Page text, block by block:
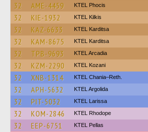
32 AME-4459 ΚΤΕL Phocis
32 KIE-1932 KTEL Kilkis
32 KAZ-6633 ΚΤΕL Karditsa
32 KAM-8675 ΚΤΕL Karditsa
32 TPB-9693 KTEL Arcadia
32 KZM-2290 ΚΤΕL Kozani
32 XNB-1314 KTEL Chania–Reth.
32 APH-5632 KTEL Argolida
32 PIT-5032 KTEL Larissa
32 KOM-2846 KTEL Rhodope
32 EEP-6751 KTEL Pellas